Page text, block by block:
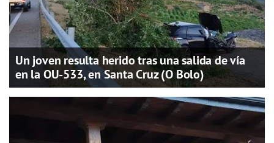
Un joven resulta herido tras una salida de vía
en la OU-533, en Santa Cruz (O Bolo)